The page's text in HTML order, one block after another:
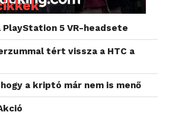
5 VR-headsete
tért vissza a HTC a
a kriptó már nem is menő